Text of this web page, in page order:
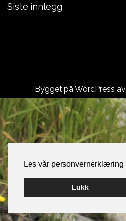
Les vår personvernerklæring
Lukk
Siste innlegg
Bygget på WordPress av